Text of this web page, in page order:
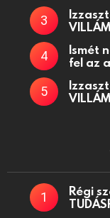
Ismét
fel az
Régi